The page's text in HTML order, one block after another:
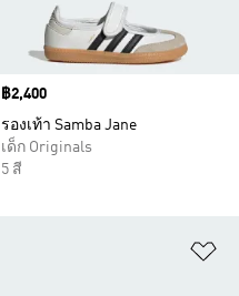
Price
฿2,400
รองเท้า Samba Jane
เด็ก Originals
5 สี